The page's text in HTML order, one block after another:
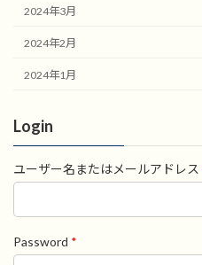
2024年3月
2024年2月
2024年1月
Login
ユーザー名またはメールアドレス
Password *